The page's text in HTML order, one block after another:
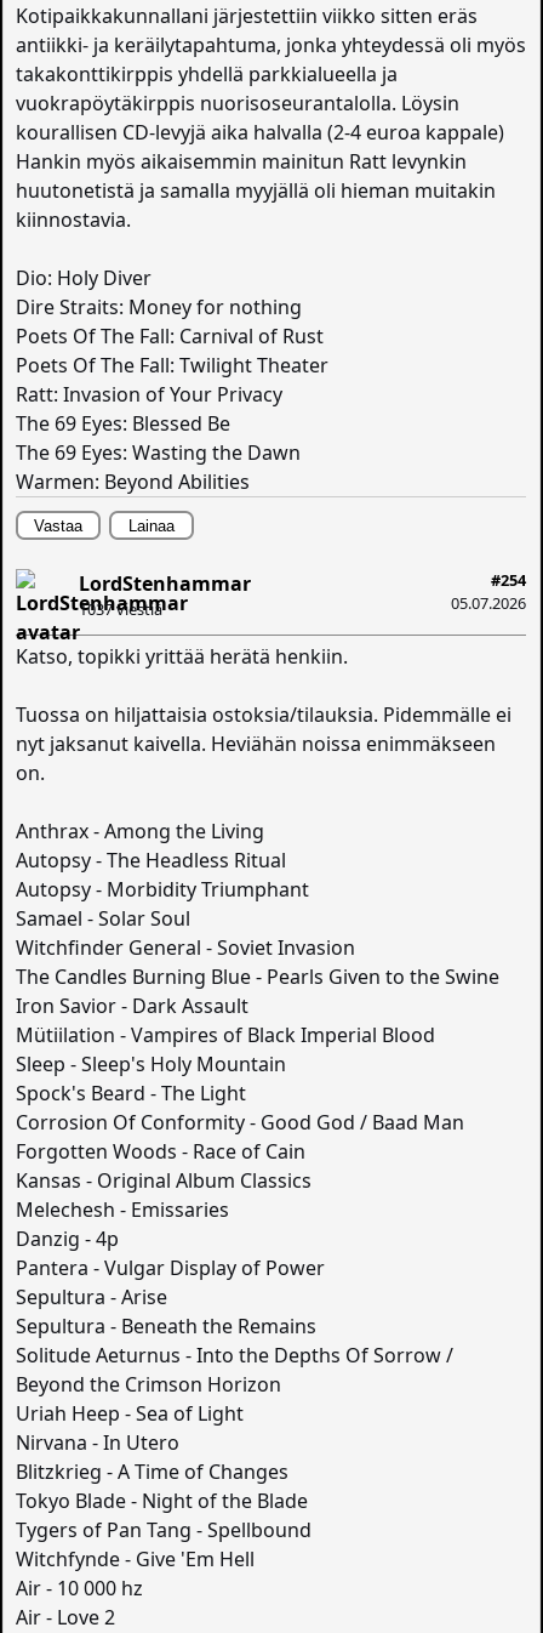
Kotipaikkakunnallani järjestettiin viikko sitten eräs
antiikki- ja keräilytapahtuma, jonka yhteydessä oli myös
takakonttikirppis yhdellä parkkialueella ja
vuokrapöytäkirppis nuorisoseurantalolla. Löysin
kourallisen CD-levyjä aika halvalla (2-4 euroa kappale)
Hankin myös aikaisemmin mainitun Ratt levynkin
huutonetistä ja samalla myyjällä oli hieman muitakin
kiinnostavia.
Dio: Holy Diver
Dire Straits: Money for nothing
Poets Of The Fall: Carnival of Rust
Poets Of The Fall: Twilight Theater
Ratt: Invasion of Your Privacy
The 69 Eyes: Blessed Be
The 69 Eyes: Wasting the Dawn
Warmen: Beyond Abilities
Vastaa Lainaa
#254
05.07.2026
LordStenhammar
1037 viestiä
Katso, topikki yrittää herätä henkiin.
Tuossa on hiljattaisia ostoksia/tilauksia. Pidemmälle ei
nyt jaksanut kaivella. Heviähän noissa enimmäkseen
on.
Anthrax - Among the Living
Autopsy - The Headless Ritual
Autopsy - Morbidity Triumphant
Samael - Solar Soul
Witchfinder General - Soviet Invasion
The Candles Burning Blue - Pearls Given to the Swine
Iron Savior - Dark Assault
Mütiilation - Vampires of Black Imperial Blood
Sleep - Sleep's Holy Mountain
Spock's Beard - The Light
Corrosion Of Conformity - Good God / Baad Man
Forgotten Woods - Race of Cain
Kansas - Original Album Classics
Melechesh - Emissaries
Danzig - 4p
Pantera - Vulgar Display of Power
Sepultura - Arise
Sepultura - Beneath the Remains
Solitude Aeturnus - Into the Depths Of Sorrow /
Beyond the Crimson Horizon
Uriah Heep - Sea of Light
Nirvana - In Utero
Blitzkrieg - A Time of Changes
Tokyo Blade - Night of the Blade
Tygers of Pan Tang - Spellbound
Witchfynde - Give 'Em Hell
Air - 10 000 hz
Air - Love 2